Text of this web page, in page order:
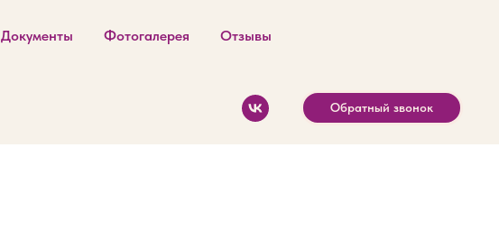
Документы Фотогалерея Отзывы
Обратный звонок